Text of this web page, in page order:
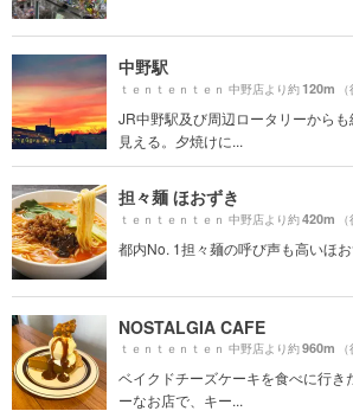
中野駅
ｔｅｎｔｅｎｔｅｎ 中野店より約120m
JR中野駅及び周辺ロータリーから
見える。夕焼けに...
担々麺 ほおずき
ｔｅｎｔｅｎｔｅｎ 中野店より約420m
都内No. 1担々麺の呼び声も高いほお
NOSTALGIA CAFE
ｔｅｎｔｅｎｔｅｎ 中野店より約960m
ベイクドチーズケーキを食べに行
ーなお店で、キー...